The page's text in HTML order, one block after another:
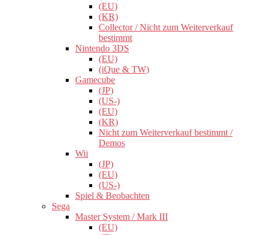
(EU)
(KR)
Collector / Nicht zum Weiterverkauf
bestimmt
Nintendo 3DS
(EU)
(iQue & TW)
Gamecube
(JP)
(US-)
(EU)
(KR)
Nicht zum Weiterverkauf bestimmt /
Demos
Wii
(JP)
(EU)
(US-)
Spiel & Beobachten
Sega
Master System / Mark III
(EU)